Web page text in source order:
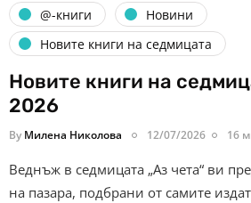
@-книги
Новини
Новите книги на седмицата
Новите книги на
2026
By Милена Николова 12/07/2026 16
Веднъж в седмицата „Аз чета“ ви
на пазара, подбрани от самите